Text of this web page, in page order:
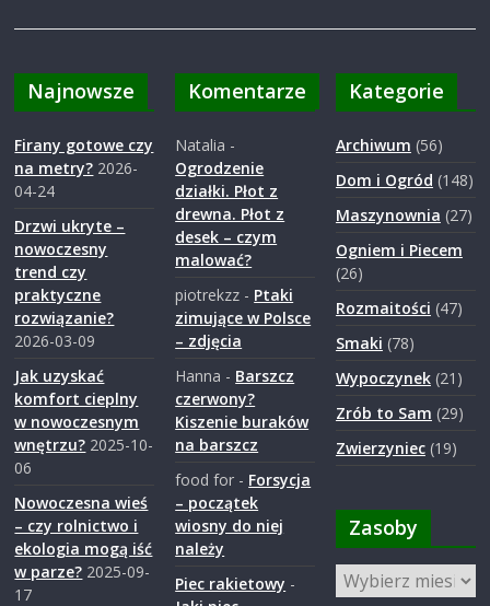
c
z
a
r
o
d
z
i
e
j
Najnowsze
Firany gotowe czy
na metry? 2026-
04-24
Drzwi ukryte –
nowoczesny
trend czy
praktyczne
rozwiązanie?
2026-03-09
Jak uzyskać
komfort cieplny
w nowoczesnym
wnętrzu? 2025-10-
06
Nowoczesna wieś
– czy rolnictwo i
ekologia mogą iść
w parze? 2025-09-
17
Komentarze
Natalia -
Ogrodzenie
działki. Płot z
drewna. Płot z
desek – czym
malować?
piotrekzz - Ptaki
zimujące w Polsce
– zdjęcia
Hanna - Barszcz
czerwony?
Kiszenie buraków
na barszcz
food for - Forsycja
– początek
wiosny do niej
należy
Piec rakietowy -
Kategorie
Archiwum (56)
Dom i Ogród (148)
Maszynownia (27)
Ogniem i Piecem
(26)
Rozmaitości (47)
Smaki (78)
Wypoczynek(21)
Zrób to Sam (29)
Zwierzyniec(19)
Zasoby
Zasoby